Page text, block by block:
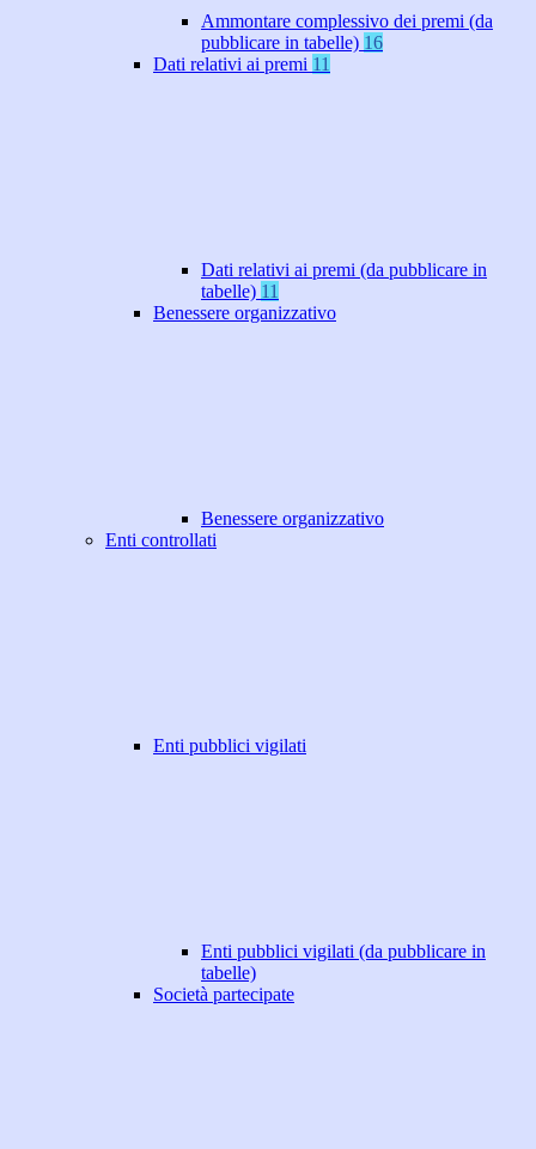
Ammontare complessivo dei premi (da
pubblicare in tabelle) 16
Dati relativi ai premi 11
Dati relativi ai premi (da pubblicare in
tabelle) 11
Benessere organizzativo
Benessere organizzativo
Enti controllati
Enti pubblici vigilati
Enti pubblici vigilati (da pubblicare in
tabelle)
Società partecipate